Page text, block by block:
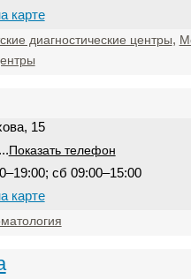
карте
диагностические центры,
15
Показать телефон
сб 09:00–15:00
карте